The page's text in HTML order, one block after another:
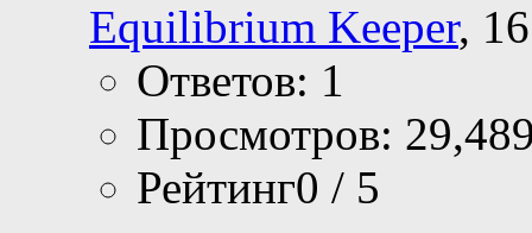
Equilibrium Keeper,
Ответов: 1
Просмотров:
Рейтинг0 / 5